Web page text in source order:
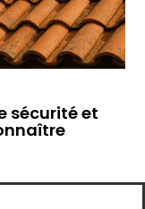
sécurité et